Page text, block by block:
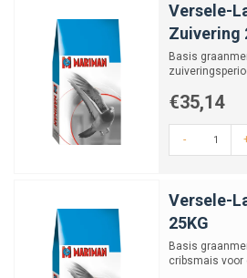
Versele-
Zuivering
Basis
€35,14
-
Versele-
25KG
Basis
cribsmais voor